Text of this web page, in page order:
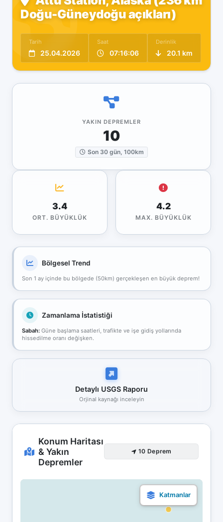
Doğu-Güneydoğu açıkları)
Tarih
25.04.2026
Saat
07:16:06
Derinlik
20.1 km
YAKIN DEPREMLER
10
Son 30 gün, 100km
3.4
ORT. BÜYÜKLÜK
4.2
MAX. BÜYÜKLÜK
Bölgesel Trend
Son 1 ay içinde bu bölgede (50km) gerçekleşen en büyük deprem!
Zamanlama İstatistiği
Sabah: Güne başlama saatleri, trafikte ve işe gidiş yollarında
hissedilme oranı değişken.
Detaylı USGS Raporu
Orjinal kaynağı inceleyin
Konum Haritası
& Yakın
Depremler
10 Deprem